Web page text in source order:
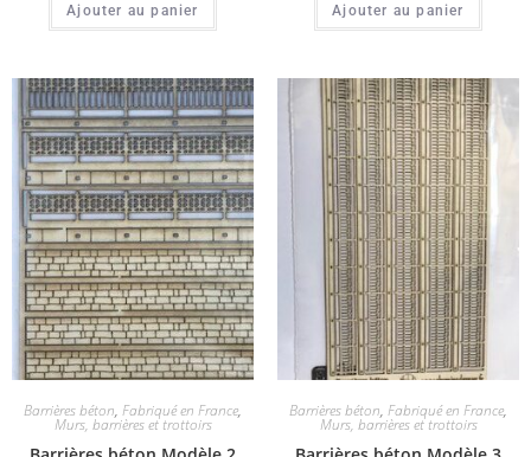
Ajouter au panier Ajouter au panier
Barrières béton, Fabriqué en France,
Murs, barrières et trottoirs
Barrières béton, Fabriqué en France,
Murs, barrières et trottoirs